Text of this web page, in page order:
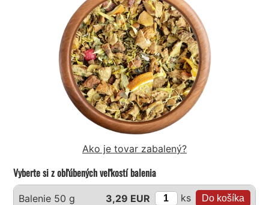
Ako je tovar zabalený?
Vyberte si z obľúbených veľkostí balenia
Balenie 50 g 3,29 EUR ks